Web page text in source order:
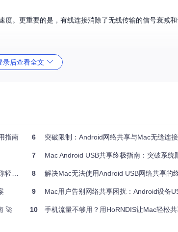
。更重要的是，有线连接消除了无线传输的信号衰减
避免了数据在空气中传播可能带来的窃听风险。
录后查看全文
指南
网
🚀
6 突破限制：Android网络共享与Mac无缝连
7 Mac Android USB共享终极指南：突破系统
8 解决Mac无法使用Android USB网络共享的终极
9 Mac用户告别网络共享困扰：Android设备
10 手机流量不够用？用HoRNDIS让Mac轻松